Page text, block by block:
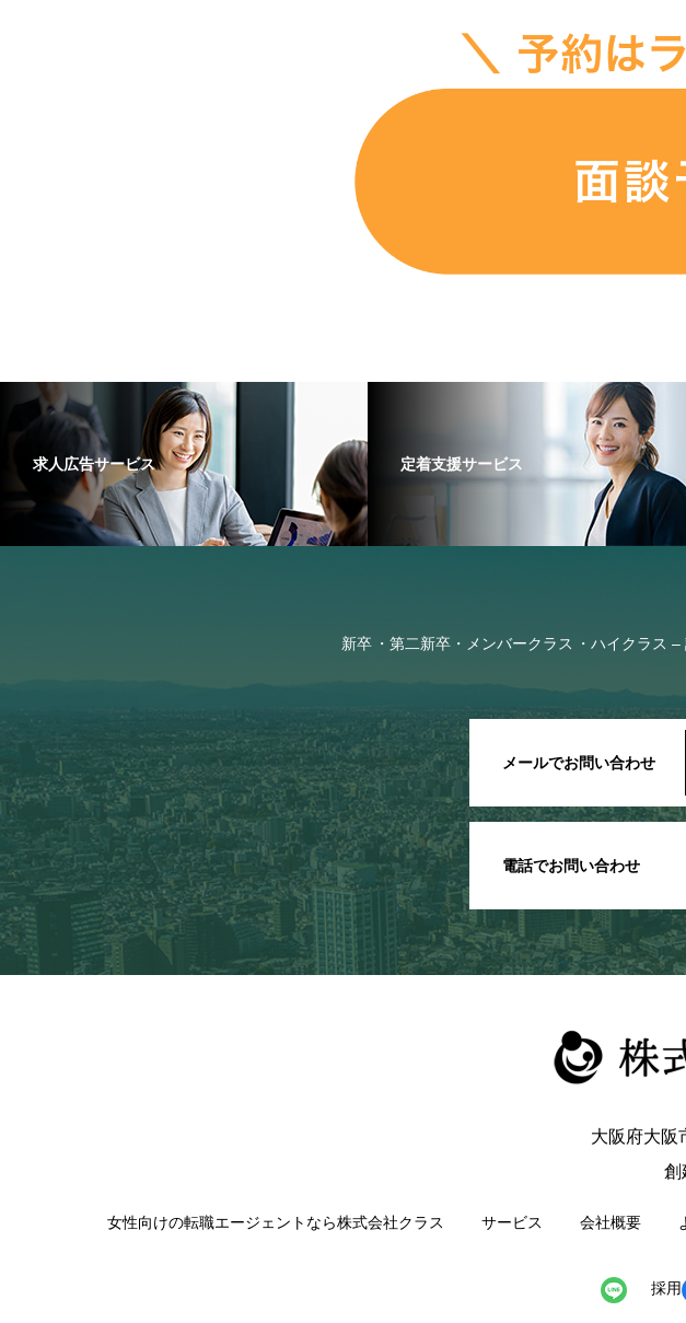
求人広告サービス 定着支援サービス
新卒 第二新卒・メンバークラス ハイクラス –
メールでお問い合わせ
電話でお問い合わせ
大阪府大阪
創
女性向けの転職エージェントなら株式会社クラス サービス 会社概要
採用